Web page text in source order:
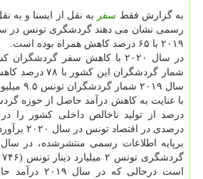
به گزارش فقط سفر به نقل از ایسنا و به
۲۰۱۹ با ۶۵ درصد کاهش همراه بوده است.
در سال ۲۰۲۰ با کاهش سفر
شمار گردشگران
سال ۲۰۱۹ شمار گردشگران تونس ۹.۵ میلیون نفر گزارش شده بود.
درصدی در اقتصاد تونس در سال ۲۰۲۰ برآورد شده است.